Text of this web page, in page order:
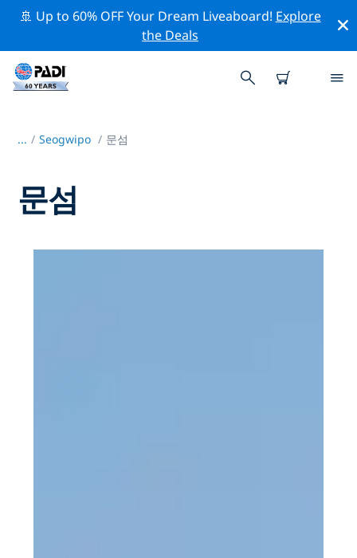
🚢 Up to 60% OFF Your Dream Liveaboard! Explore
the Deals
... / Seogwipo 문섬
문섬